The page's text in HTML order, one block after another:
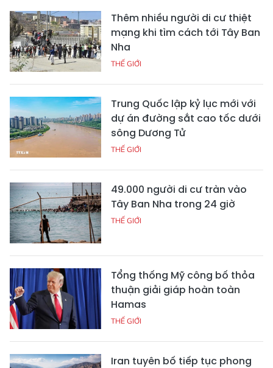
Thêm nhiều người di cư thiệt
mạng khi tìm cách tới Tây Ban
Nha
THẾ GIỚI
Trung Quốc lập kỷ lục mới với
dự án đường sắt cao tốc dưới
sông Dương Tử
THẾ GIỚI
49.000 người di cư tràn vào
Tây Ban Nha trong 24 giờ
THẾ GIỚI
Tổng thống Mỹ công bố thỏa
thuận giải giáp hoàn toàn
Hamas
THẾ GIỚI
Iran tuyên bố tiếp tục phong